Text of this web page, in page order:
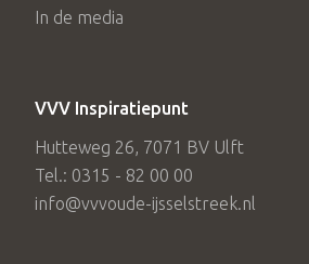
In de media
VVV Inspiratiepunt
Hutteweg 26, 7071 BV Ulft
Tel.: 0315 - 82 00 00
info@vvvoude-ijsselstreek.nl